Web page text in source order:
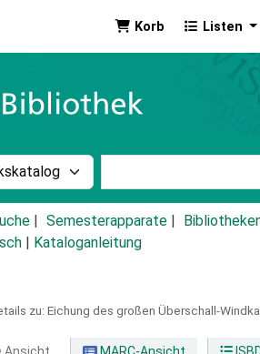
Korb Listen
Katalog nach:
Semesterapparate
Kataloganleitung
zu: Eichung des großen Überschall-